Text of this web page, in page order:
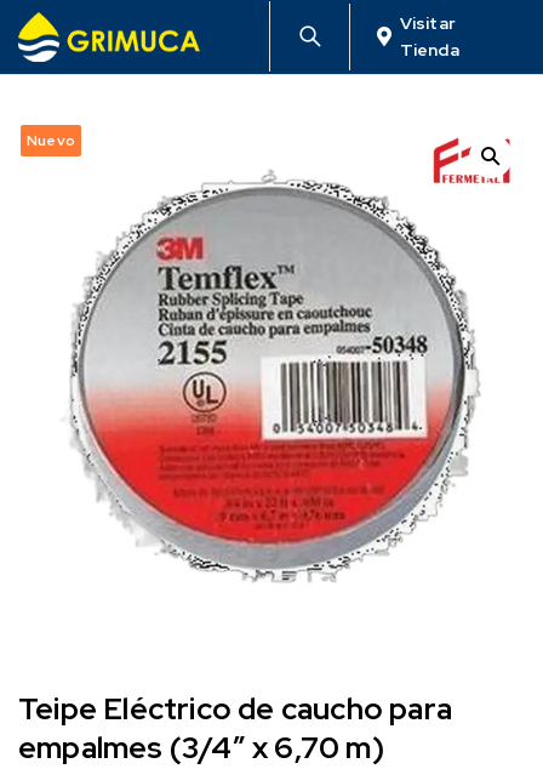
Visitar
Tienda
Nuevo
Teipe Eléctrico de caucho para
empalmes (3/4″ x 6,70 m)